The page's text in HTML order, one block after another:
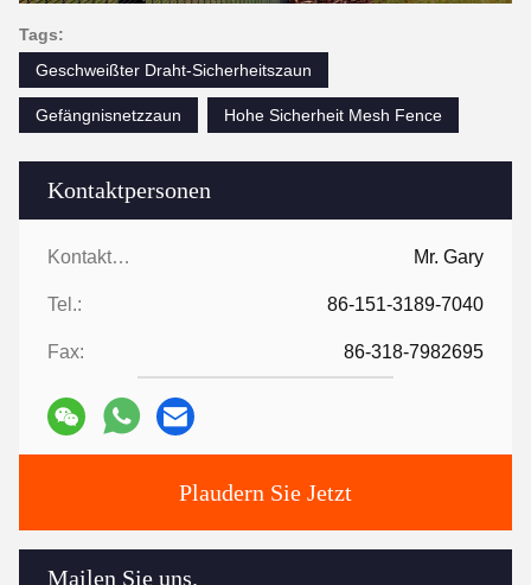
Kontaktpersonen
Kontaktpersonen: Mr. Gary
Tel.: 86-151-3189-7040
Fax: 86-318-7982695
Plaudern Sie Jetzt
Mailen Sie uns.
Tags:
Geschweißter Draht-Sicherheitszaun
Gefängnisnetzzaun Hohe Sicherheit Mesh Fence